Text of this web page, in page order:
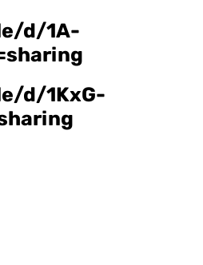
d/1A-
d/1KxG-